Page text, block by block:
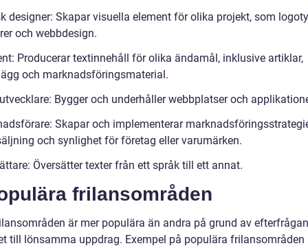
designer: Skapar visuella element för olika projekt, som
och webbdesign.
Producerar textinnehåll för olika ändamål, inklusive artiklar,
och marknadsföringsmaterial.
Bygger och underhåller webbplatser och
Skapar och implementerar
och synlighet för företag eller varumärken.
Översätter texter från ett språk till ett annat.
frilansområden
är mer populära än andra på grund av
till lönsamma uppdrag. Exempel på populära frilansområden